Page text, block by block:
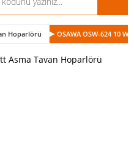
Hoparlörü OSAWA OSW-624 10